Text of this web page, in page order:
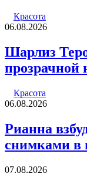
Красота
06.08.2026
Шарлиз
прозрачной
Красота
06.08.2026
Рианна
снимками в
07.08.2026